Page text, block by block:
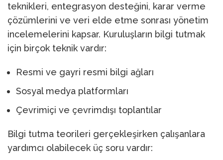
teknikleri, entegrasyon desteğini, karar verme
çözümlerini ve veri elde etme sonrası yönetim
incelemelerini kapsar. Kuruluşların bilgi tutmak
için birçok teknik vardır:
Resmi ve gayri resmi bilgi ağları
Sosyal medya platformları
Çevrimiçi ve çevrimdışı toplantılar
Bilgi tutma teorileri gerçekleşirken çalışanlara
yardımcı olabilecek üç soru vardır: